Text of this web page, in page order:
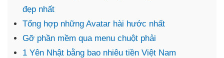
đẹp nhất
Tổng hợp những Avatar hài hước nhất
Gỡ phần mềm qua menu chuột phải
1 Yên Nhật bằng bao nhiêu tiền Việt Nam